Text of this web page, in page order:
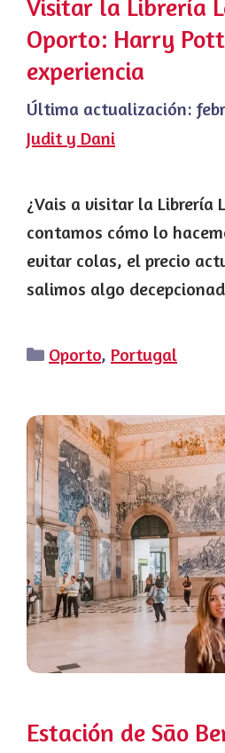
Visitar la Librería
Oporto: Harry
experiencia
Última actualización:
Judit y Dani
¿Vais a visitar la Librería
contamos cómo lo
evitar colas, el precio
salimos algo
Categorías
Oporto, Portugal
Estación de São